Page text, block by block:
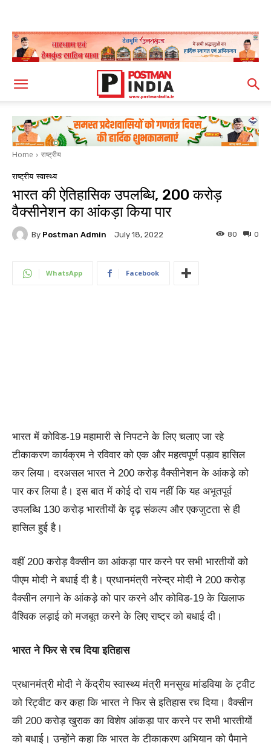
Home राष्ट्रीय
राष्ट्रीय स्वास्थ्य
भारत की ऐतिहासिक उपलब्धि, 200 करोड़
वैक्सीनेशन का आंकड़ा किया पार
By Postman Admin July 18, 2022 0
80
WhatsApp Facebook
भारत में कोविड-19 महामारी से निपटने के लिए चलाए जा रहे
टीकाकरण कार्यक्रम ने रविवार को एक और महत्वपूर्ण पड़ाव हासिल
कर लिया। दरअसल भारत ने 200 करोड़ वैक्सीनेशन के आंकड़े को
पार कर लिया है। इस बात में कोई दो राय नहीं कि यह अभूतपूर्व
उपलब्धि 130 करोड़ भारतीयों के दृढ़ संकल्प और एकजुटता से ही
हासिल हुई है।
वहीं 200 करोड़ वैक्सीन का आंकड़ा पार करने पर सभी भारतीयों को
पीएम मोदी ने बधाई दी है। प्रधानमंत्री नरेन्द्र मोदी ने 200 करोड़
वैक्सीन लगाने के आंकड़े को पार करने और कोविड-19 के खिलाफ
वैश्विक लड़ाई को मजबूत करने के लिए राष्ट्र को बधाई दी।
भारत ने फिर से रच दिया इतिहास
प्रधानमंत्री मोदी ने केंद्रीय स्वास्थ्य मंत्री मनसुख मांडविया के ट्वीट
को रिट्वीट कर कहा कि भारत ने फिर से इतिहास रच दिया। वैक्सीन
की 200 करोड़ खुराक का विशेष आंकड़ा पार करने पर सभी भारतीयों
को बधाई। उन्होंने कहा कि भारत के टीकाकरण अभियान को पैमाने